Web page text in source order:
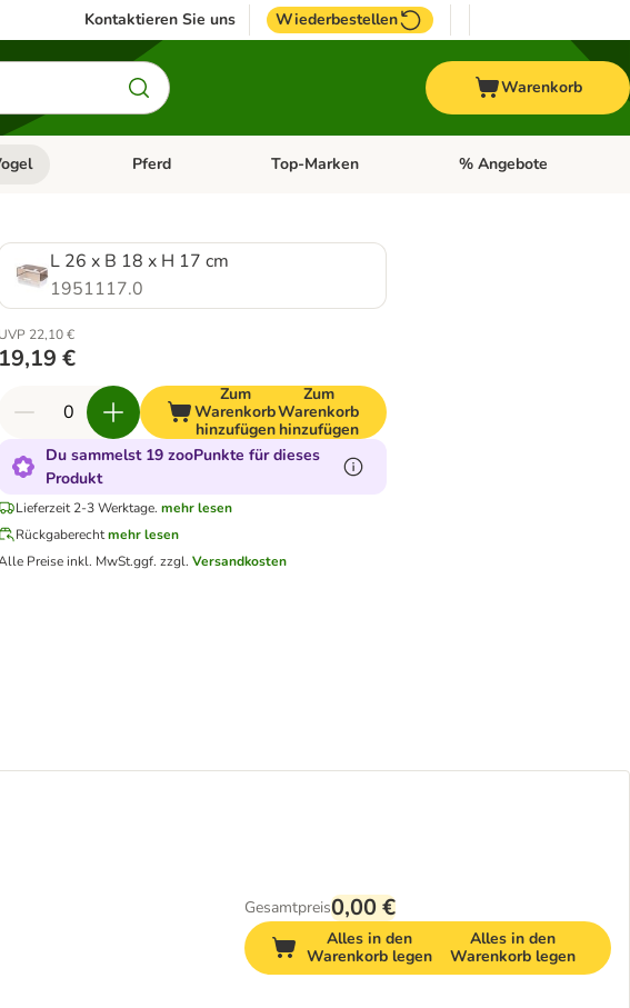
Kontaktieren Sie uns Wiederbestellen
Warenkorb
Menü öffnen: FischKategorie-Menü öffnen: Vogel
Pferd Kategorie-Menü öffnen: Pferd
Top-Marken Kategorie-Menü öffnen:
% Angebote
L 26 x B 18 x H 17 cm
1951117.0
UVP 22,10 €
19,19 €
Zum
Warenkorb
hinzufügen
Zum
Warenkorb
hinzufügen
Du sammelst 19 zooPunkte für dieses
Produkt
Lieferzeit 2-3 Werktage. mehr lesen
Rückgaberechtmehr lesen
Preise inkl. MwSt.ggf. zzgl.Versandkosten
Gesamtpreis0,00 €
Alles in den
Warenkorb legen
Alles in den
Warenkorb legen